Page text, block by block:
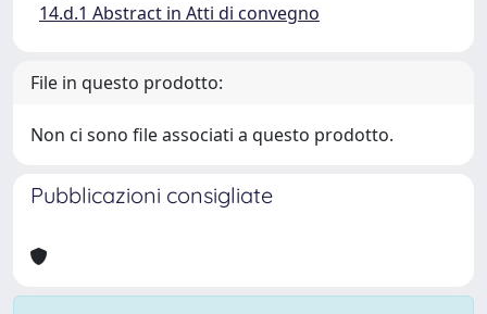
14.d.1 Abstract in Atti di convegno
File in questo prodotto:
Non ci sono file associati a questo prodotto.
Pubblicazioni consigliate